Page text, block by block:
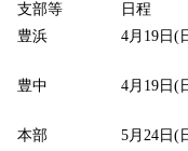
支部等 日程
豊浜
4月19日
豊中
4月19日
本部
5月24日